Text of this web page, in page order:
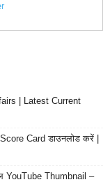
| Latest Current
Card डाउनलोड करें |
YouTube Thumbnail –